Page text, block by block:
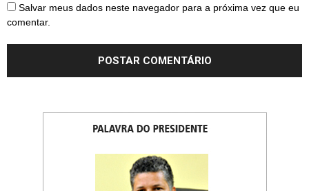
Salvar meus dados neste navegador para a próxima vez que eu
comentar.